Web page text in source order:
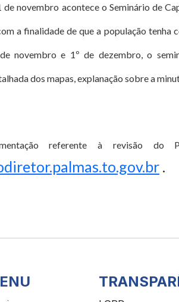
de novembro acontece o Seminário de
a finalidade de que a população tenha
novembro e 1º de dezembro, o
dos mapas, explanação sobre a
referente à revisão do
.